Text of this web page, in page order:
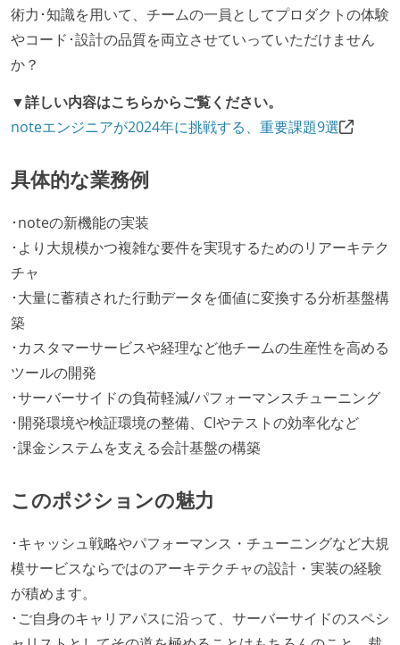
術力･知識を用いて、チームの一員としてプロダクトの体験
やコード･設計の品質を両立させていっていただけません
か？
▼詳しい内容はこちらからご覧ください。
noteエンジニアが2024年に挑戦する、重要課題9選
具体的な業務例
･noteの新機能の実装
･より大規模かつ複雑な要件を実現するためのリアーキテク
チャ
･大量に蓄積された行動データを価値に変換する分析基盤構
築
･カスタマーサービスや経理など他チームの生産性を高める
ツールの開発
･サーバーサイドの負荷軽減/パフォーマンスチューニング
･開発環境や検証環境の整備、CIやテストの効率化など
･課金システムを支える会計基盤の構築
このポジションの魅力
･キャッシュ戦略やパフォーマンス・チューニングなど大規
模サービスならではのアーキテクチャの設計・実装の経験
が積めます。
･ご自身のキャリアパスに沿って、サーバーサイドのスペシ